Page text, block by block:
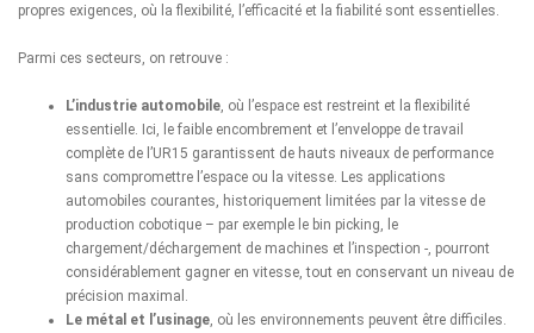
propres exigences, où la flexibilité, l’efficacité et la fiabilité sont essentielles.
Parmi ces secteurs, on retrouve :
L’industrie automobile , où l’espace est restreint et la flexibilité
essentielle. Ici, le faible encombrement et l’enveloppe de travail
complète de l’UR15 garantissent de hauts niveaux de performance
sans compromettre l’espace ou la vitesse. Les applications
automobiles courantes, historiquement limitées par la vitesse de
production cobotique – par exemple le bin picking, le
chargement/déchargement de machines et l’inspection -, pourront
considérablement gagner en vitesse, tout en conservant un niveau de
précision maximal.
Le métal et l’usinage , où les environnements peuvent être difficiles.